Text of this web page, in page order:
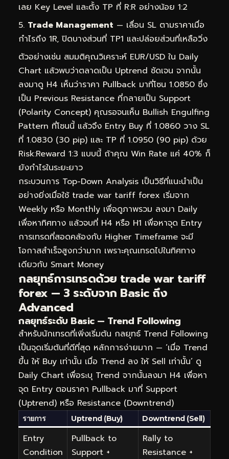
เลย Key Level และตั้ง TP ที่ R:R อย่างน้อย 1:2
Trade Management — เลื่อน SL ตามราคาเมื่อ
กำไรถึง 1R, ปิดบางส่วนที่ TP1 และปล่อยส่วนที่เหลือวิ่ง
ตัวอย่างเช่น สมมติคุณวิเคราะห์ EUR/USD ใน Daily
Chart แล้วพบว่าตลาดเป็น Uptrend ชัดเจน จากนั้น
ลงมาดู H4 เห็นว่าราคา Pullback มาที่โซน 1.0850 ซึ่ง
เป็น Previous Resistance ที่กลายเป็น Support
(Polarity Concept) คุณรอจนเห็น Bullish Engulfing
Pattern ที่โซนนี้ แล้วจึง Entry Buy ที่ 1.0860 วาง SL
ที่ 1.0830 (30 pip) และ TP ที่ 1.0950 (90 pip) ด้วย
Risk:Reward 1:3 แบบนี้ ถ้าคุณ Win Rate แค่ 40% ก็
ยังกำไรในระยะยาว
กระบวนการ Top-Down Analysis เป็นวิธีที่แนะนำเป็น
อย่างยิ่งเมื่อใช้ trade war tariff forex เริ่มจาก
Weekly หรือ Monthly เพื่อดูภาพรวม ลงมา Daily
เพื่อหาทิศทาง แล้วจบที่ H4 หรือ H1 เพื่อหาจุด Entry
การเทรดที่สอดคล้องกับ Higher Timeframe จะมี
โอกาสสำเร็จสูงกว่ามาก เพราะคุณเทรดไปในทิศทาง
เดียวกับ Smart Money
กลยุทธ์การเทรดด้วย trade war tariff
forex — 3 ระดับจาก Basic ถึง
Advanced
กลยุทธ์ระดับ Basic — Trend Following
สำหรับนักเทรดที่เพิ่งเริ่มต้น กลยุทธ์ Trend Following
เป็นจุดเริ่มต้นที่ดีที่สุด หลักการง่ายมาก — ‘เมื่อ Trend
ขึ้น ให้ Buy เท่านั้น เมื่อ Trend ลง ให้ Sell เท่านั้น’ ดู
Daily Chart เพื่อระบุ Trend จากนั้นลงมา H4 เพื่อหา
จุด Entry ตอนราคา Pullback มาที่ Support
(Uptrend) หรือ Resistance (Downtrend)
รายการ Uptrend (Buy) Downtrend (Sell)
Entry
Condition
Pullback to
Support +
Rally to
Resistance +